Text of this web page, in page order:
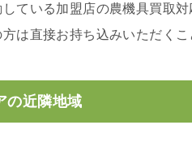
ている加盟店の農機具買取
は直接お持ち込みいただくこ
の近隣地域